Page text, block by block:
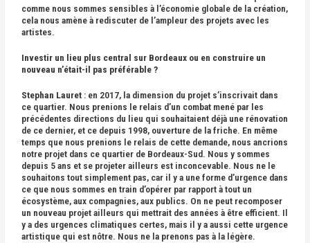
comme nous sommes sensibles à l’économie globale de la création,
cela nous amène à rediscuter de l’ampleur des projets avec les
artistes.
Investir un lieu plus central sur Bordeaux ou en construire un
nouveau n’était-il pas préférable ?
Stephan Lauret : en 2017, la dimension du projet s’inscrivait dans
ce quartier. Nous prenions le relais d’un combat mené par les
précédentes directions du lieu qui souhaitaient déjà une rénovation
de ce dernier, et ce depuis 1998, ouverture de la friche. En même
temps que nous prenions le relais de cette demande, nous ancrions
notre projet dans ce quartier de Bordeaux-Sud. Nous y sommes
depuis 5 ans et se projeter ailleurs est inconcevable. Nous ne le
souhaitons tout simplement pas, car il y a une forme d’urgence dans
ce que nous sommes en train d’opérer par rapport à tout un
écosystème, aux compagnies, aux publics. On ne peut recomposer
un nouveau projet ailleurs qui mettrait des années à être efficient. Il
y a des urgences climatiques certes, mais il y a aussi cette urgence
artistique qui est nôtre. Nous ne la prenons pas à la légère.